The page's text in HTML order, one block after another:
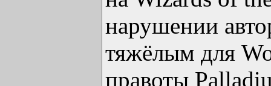
нарушении
тяжёлым для
правоты